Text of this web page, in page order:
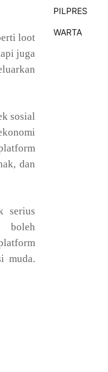
loot
juga
sosial
dan
serius
boleh
muda.
PILPRES
WARTA